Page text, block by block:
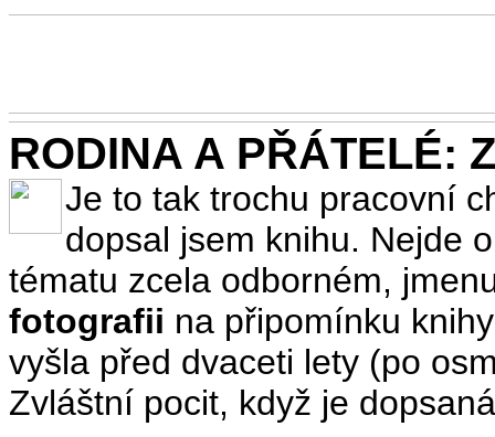
RODINA A PŘÁTELÉ:
Je to tak trochu pracovní
dopsal jsem knihu. Nejde
tématu zcela odborném,
fotografii na připomínku
vyšla před dvaceti lety (po
Zvláštní pocit, když je